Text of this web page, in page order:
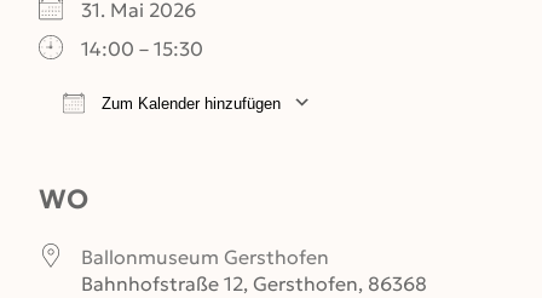
31. Mai 2026
14:00 – 15:30
Zum Kalender hinzufügen
WO
Ballonmuseum Gersthofen
Bahnhofstraße 12, Gersthofen, 86368